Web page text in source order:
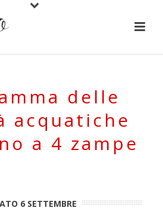
delle
acquatiche
a 4 zampe
6 SETTEMBRE